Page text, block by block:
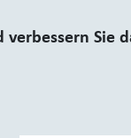
Sie